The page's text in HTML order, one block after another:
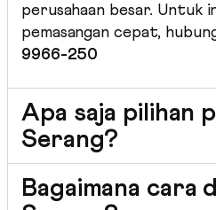
perusahaan besar. Untuk
pemasangan cepat,
9966-250
Apa saja pilihan
Serang?
Bagaimana